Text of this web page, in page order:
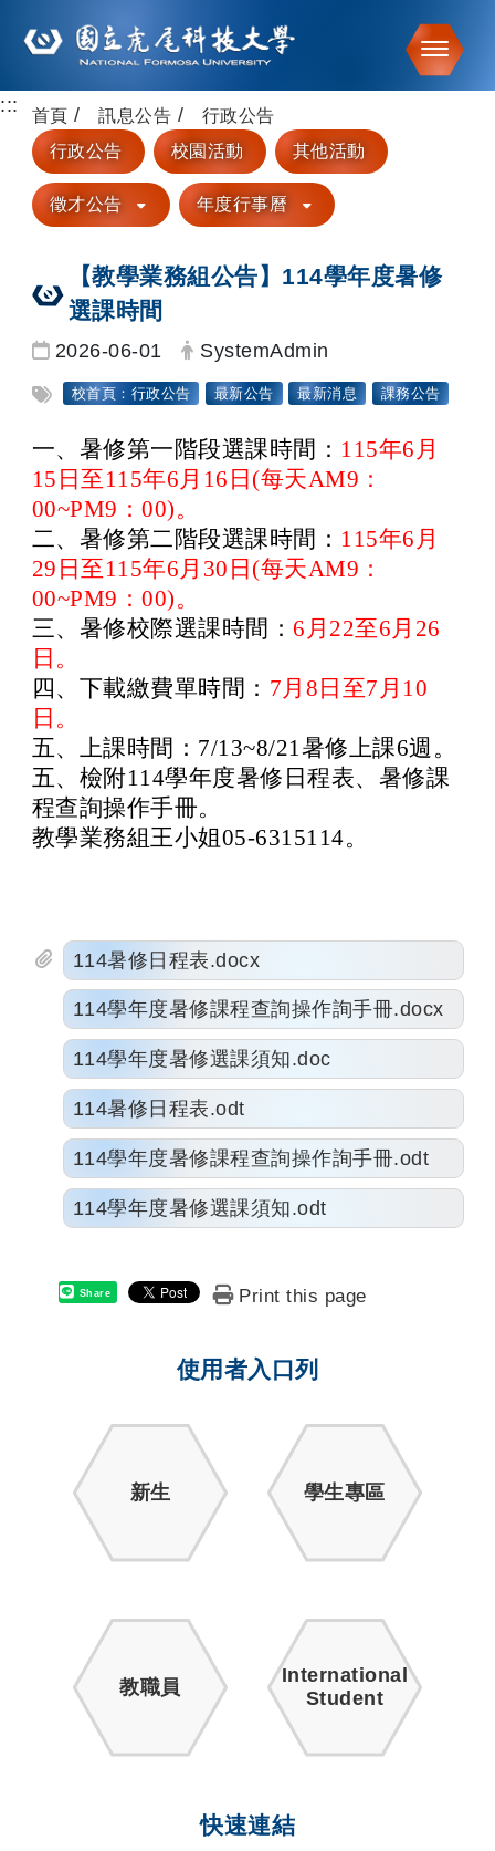
跳到主要內容
::: 首頁 訊息公告
行政公告
行政公告
校園活動 其他活動
徵才公告 年度行事曆
【教學業務組公告】114學年度暑修
選課時間
日期：
2026-06-01 發布者：
SystemAdmin
標籤：
校首頁：行政公告 最新公告 最新消息 課務公告
一、 暑修第一階段選課時間： 115年6月
15日至115年6月16日(每天AM9：
00~PM9：00)。
二、 暑修第二階段選課時間： 115年6月
29日至115年6月30日 (每天AM9：
00~PM9：00)。
三、暑修校際選課時間： 6月22至6月26
日。
四、下載繳費單時間： 7月8日至7月10
日。
五、上課時間：7/13~8/21暑修上課6週。
五、檢附114學年度暑修日程表、暑修課
程查詢操作手冊。
教學業務組王小姐05-6315114。
114暑修日程表.docx
114學年度暑修課程查詢操作詢手冊.docx
114學年度暑修選課須知.doc
114暑修日程表.odt
114學年度暑修課程查詢操作詢手冊.odt
114學年度暑修選課須知.odt
Share Print this page
使用者入口列
新生 學生專區
教職員
International
Student
快速連結